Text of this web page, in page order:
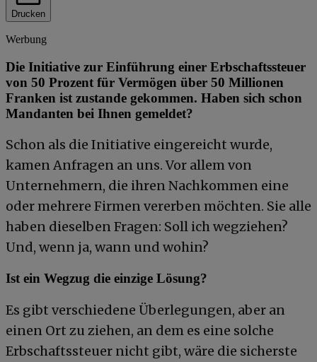
Drucken
Werbung
Die Initiative zur Einführung einer Erbschaftssteuer
von 50 Prozent für Vermögen über 50 Millionen
Franken ist zustande gekommen. Haben sich schon
Mandanten bei Ihnen gemeldet?
Schon als die Initiative eingereicht wurde,
kamen Anfragen an uns. Vor allem von
Unternehmern, die ihren Nachkommen eine
oder mehrere Firmen vererben möchten. Sie alle
haben dieselben Fragen: Soll ich wegziehen?
Und, wenn ja, wann und wohin?
Ist ein Wegzug die einzige Lösung?
Es gibt verschiedene Überlegungen, aber an
einen Ort zu ziehen, an dem es eine solche
Erbschaftssteuer nicht gibt, wäre die sicherste